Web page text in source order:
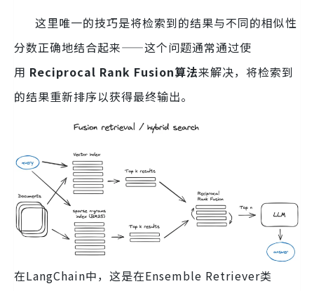
这里唯一的技巧是将检索到的结果与不同的相似性
分数正确地结合起来——这个问题通常通过使
用 Reciprocal Rank Fusion算法来解决，将检索到
的结果重新排序以获得最终输出。
在LangChain中，这是在Ensemble Retriever类